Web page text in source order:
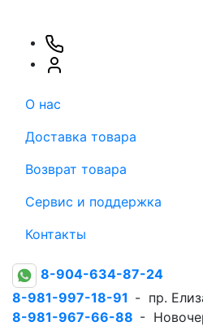
О нас
Доставка товара
Возврат товара
Сервис и поддержка
Контакты
8-904-634-87-24
8-981-997-18-91 - пр.
8-981-967-66-88 -